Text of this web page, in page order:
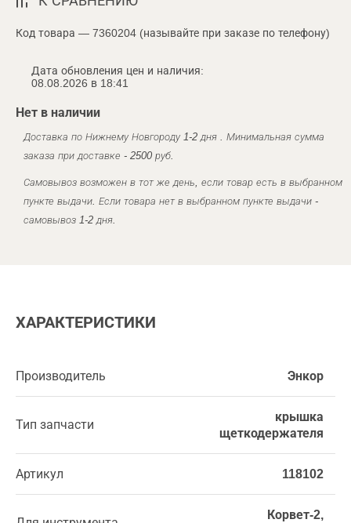
Код товара — 7360204 (называйте при заказе по телефону)
Дата обновления цен и наличия:
08.08.2026 в 18:41
Нет в наличии
Доставка по Нижнему Новгороду 1-2 дня . Минимальная сумма
заказа при доставке - 2500 руб.
Самовывоз возможен в тот же день, если товар есть в выбранном
пункте выдачи. Если товара нет в выбранном пункте выдачи -
самовывоз 1-2 дня.
ХАРАКТЕРИСТИКИ
Производитель Энкор
Тип запчасти
крышка
щеткодержателя
Артикул 118102
Корвет-2,